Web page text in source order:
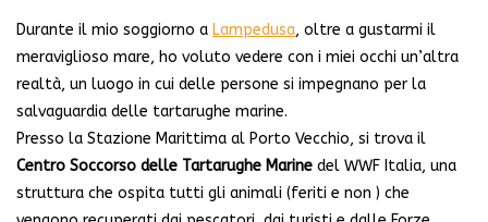
Durante il mio soggiorno a Lampedusa, oltre a gustarmi il
meraviglioso mare, ho voluto vedere con i miei occhi un’altra
realtà, un luogo in cui delle persone si impegnano per la
salvaguardia delle tartarughe marine.
Presso la Stazione Marittima al Porto Vecchio, si trova il
Centro Soccorso delle Tartarughe Marine del WWF Italia, una
struttura che ospita tutti gli animali (feriti e non ) che